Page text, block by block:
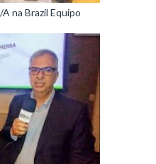
na Brazil Equipo